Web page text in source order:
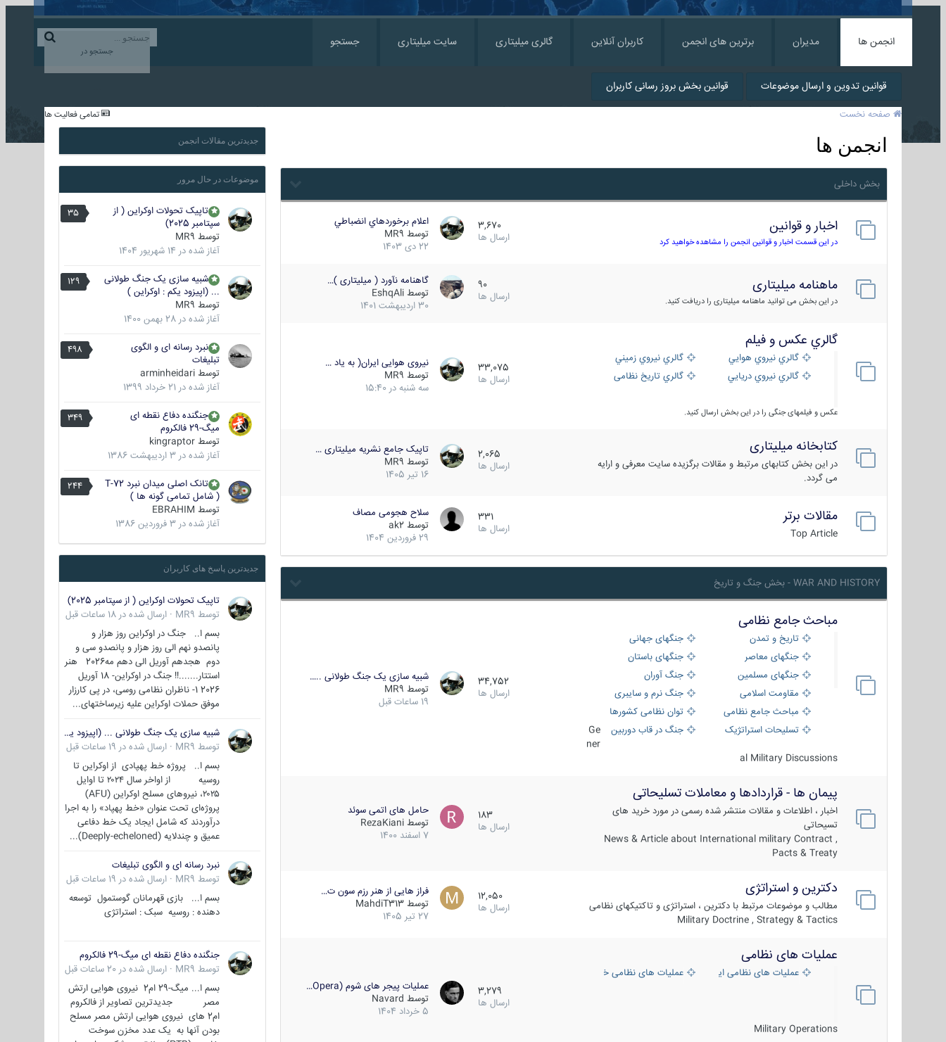
جستجو در
انجمن ها مدیران برترین های انجمن کاربران آنلاین گالری میلیتاری سایت میلیتاری جستجو
قوانین تدوین و ارسال موضوعات قوانین بخش بروز رسانی کاربران
تمامی فعالیت ها صفحه نخست
انجمن ها
بخش داخلی
اخبار و قوانین
در این قسمت اخبار و قوانین انجمن را مشاهده خواهید کرد
3,670
ارسال ها
اعلام برخوردهاي انضباطي
توسط MR9
22 دی 1403
ماهنامه میلیتاری
در این بخش می توانید ماهنامه میلیتاری را دریافت کنید.
90
ارسال ها
گاهنامه نآورد ( میلیتاری )…
توسط EshqAli
30 اردیبهشت 1401
گالري عكس و فيلم
گالري نيروي هوايي
گالري نيروي زميني
گالري نيروي دريايي
گالري تاریخ نظامی
عکس و فیلمهای جنگی را در این بخش ارسال کنید.
33,075
ارسال ها
نیروی هوایی ایران( به یاد …
توسط MR9
سه شنبه در 15:40
کتابخانه میلیتاری
در این بخش کتابهای مرتبط و مقالات برگزیده سایت معرفی و ارایه
می گردد.
2,065
ارسال ها
تاپیک جامع نشریه میلیتاری …
توسط MR9
16 تیر 1405
مقالات برتر
Top Article
331
ارسال ها
سلاح هجومی مصاف
توسط ak2
29 فروردین 1404
WAR AND HISTORY - بخش جنگ و تاریخ
مباحث جامع نظامی
تاریخ و تمدن
جنگهای جهانی
جنگهای معاصر
جنگهای باستان
جنگهای مسلمین
جنگ آوران
مقاومت اسلامی
جنگ نرم و سایبری
مباحث جامع نظامی
توان نظامی کشورها
تسلیحات استراتژیک
جنگ در قاب دوربین
Ge
ner
al Military Discussions
34,752
ارسال ها
شبیه سازی یک جنگ طولانی ..…
توسط MR9
19 ساعات قبل
پیمان ها - قراردادها و معاملات تسلیحاتی
اخبار ، اطلاعات و مقالات منتشر شده رسمی در مورد خرید های
تسیحاتی
News & Article about International military Contract ,
Pacts & Treaty
183
ارسال ها
حامل های اتمی سوئد
توسط RezaKiani
7 اسفند 1400
دکترین و استراتژی
مطالب و موضوعات مرتبط با دکترین ، استراتژی و تاکتیکهای نظامی
Military Doctrine , Strategy & Tactics
12,050
ارسال ها
فراز هایی از هنر رزم سون ت…
توسط MahdiT313
27 تیر 1405
عملیات های نظامی
عملیات های نظامی ایران عملیات های نظامی خارجی
Military Operations
3,279
ارسال ها
عملیات پیجر های شوم (Opera…
توسط Navard
5 خرداد 1404
جدیدترین مقالات انجمن
موضوعات در حال مرور
35
تاپیک تحولات اوکراین ( از
سپتامبر 2025)
توسط MR9
آغاز شده در 14 شهریور 1404
129
شبیه سازی یک جنگ طولانی
... (اپیزود یکم : اوکراین )
توسط MR9
آغاز شده در 28 بهمن 1400
498
نبرد رسانه ای و الگوی
تبلیغات
توسط arminheidari
آغاز شده در 21 خرداد 1399
349
جنگنده دفاع نقطه ای
میگ-29 فالکروم
توسط kingraptor
آغاز شده در 3 اردیبهشت 1386
244
تانک اصلی میدان نبرد T-72
( شامل تمامی گونه ها )
توسط EBRAHIM
آغاز شده در 3 فروردین 1386
جدیدترین پاسخ های کاربران
تاپیک تحولات اوکراین ( از سپتامبر 2025)
توسط MR9
· ارسال شده در 18 ساعات قبل
بسم ا.. جنگ در اوکراین روز هزار و
پانصدو نهم الی روز هزار و پانصدو سی و
دوم هجدهم آوریل الی دهم مه2026 هنر
استتار.......!! جنگ در اوکراین- 18 آوریل
2026 1- ناظران نظامی روسی، در پی کارزار
موفق حملات اوکراین علیه زیرساختهای...
شبیه سازی یک جنگ طولانی ... (اپیزود یکم : اوکراین )
توسط MR9
· ارسال شده در 19 ساعات قبل
بسم ا.. پروژه خط پهپادی از اوکراین تا
روسیه از اواخر سال ۲۰۲۴ تا اوایل
۲۰۲۵، نیروهای مسلح اوکراین (AFU)
پروژه‌ای تحت عنوان «خط پهپاد» را به اجرا
درآوردند که شامل ایجاد یک خط دفاعی
عمیق و چندلایه (Deeply-echeloned)...
نبرد رسانه ای و الگوی تبلیغات
توسط MR9
· ارسال شده در 19 ساعات قبل
بسم ا... بازی قهرمانان گوستمول توسعه
دهنده : روسیه سبک : استراتژی
جنگنده دفاع نقطه ای میگ-29 فالکروم
توسط MR9
· ارسال شده در 20 ساعات قبل
بسم ا... میگ-29 ام2 نیروی هوایی ارتش
مصر جدیدترین تصاویر از فالکروم
ام2 های نیروی هوایی ارتش مصر مسلح
بودن آنها به یک عدد مخزن سوخت